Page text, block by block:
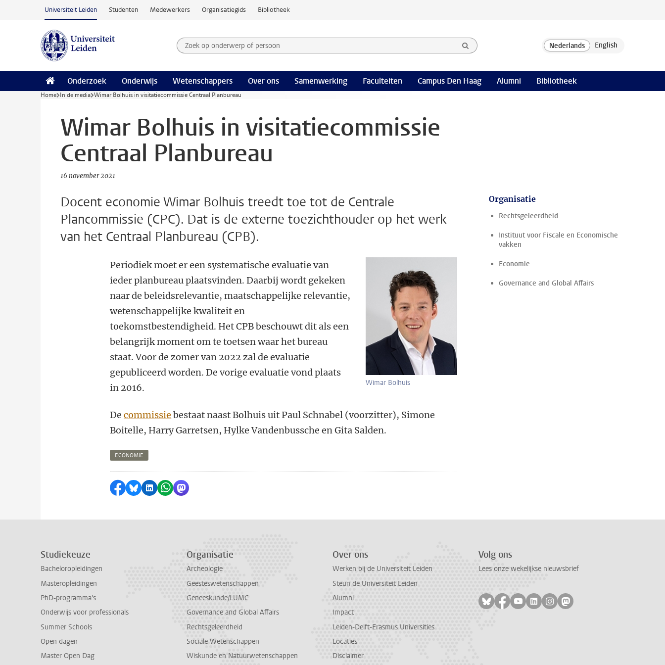
Ga naar hoofdinhoud
Universiteit Leiden Studenten Medewerkers Organisatiegids Bibliotheek
Zoek op onderwerp of persoon en selecteer categorie
Zoekterm
Onderzoek Onderwijs Wetenschappers Over ons Samenwerking Faculteiten Campus Den Haag Alumni Bibliotheek
Home In de media Wimar Bolhuis in visitatiecommissie Centraal Planbureau
Wimar Bolhuis in visitatiecommissie
Centraal Planbureau
16 november 2021
Docent economie Wimar Bolhuis treedt toe tot de Centrale
Plancommissie (CPC). Dat is de externe toezichthouder op het werk
van het Centraal Planbureau (CPB).
Wimar Bolhuis
Periodiek moet er een systematische evaluatie van
ieder planbureau plaatsvinden. Daarbij wordt gekeken
naar de beleidsrelevantie, maatschappelijke relevantie,
wetenschappelijke kwaliteit en
toekomstbestendigheid. Het CPB beschouwt dit als een
belangrijk moment om te toetsen waar het bureau
staat. Voor de zomer van 2022 zal de evaluatie
gepubliceerd worden. De vorige evaluatie vond plaats
in 2016.
Decommissie bestaat naast Bolhuis uit Paul Schnabel (voorzitter), Simone
Boitelle, Harry Garretsen, Hylke Vandenbussche en Gita Salden.
ECONOMIE
Delen op Facebook
Delen via Bluesky
Delen op LinkedIn
Delen via WhatsApp
Delen via Mastodon
Organisatie
Rechtsgeleerdheid
Instituut voor Fiscale en Economische
vakken
Economie
Governance and Global Affairs
Studiekeuze
Bacheloropleidingen
Masteropleidingen
PhD-programma's
Onderwijs voor professionals
Summer Schools
Open dagen
Master Open Dag
Organisatie
Archeologie
Geesteswetenschappen
Geneeskunde/LUMC
Governance and Global Affairs
Rechtsgeleerdheid
Sociale Wetenschappen
Wiskunde en Natuurwetenschappen
Over ons
Werken bij de Universiteit Leiden
Steun de Universiteit Leiden
Alumni
Impact
Leiden-Delft-Erasmus Universities
Locaties
Disclaimer
Volg ons
Lees onze wekelijkse nieuwsbrief
Volg ons op bluesky
Volg ons op facebook
Volg ons op youtube
Volg ons op linkedin
Volg ons op instagram
Volg ons op mastodon